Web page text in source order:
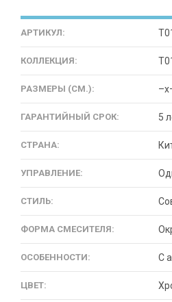
АРТИКУЛ:
КОЛЛЕКЦИЯ:
РАЗМЕРЫ (СМ.):
ГАРАНТИЙНЫЙ СРОК: 5
СТРАНА:
УПРАВЛЕНИЕ:
СТИЛЬ:
ФОРМА СМЕСИТЕЛЯ:
ОСОБЕННОСТИ: С
ЦВЕТ: